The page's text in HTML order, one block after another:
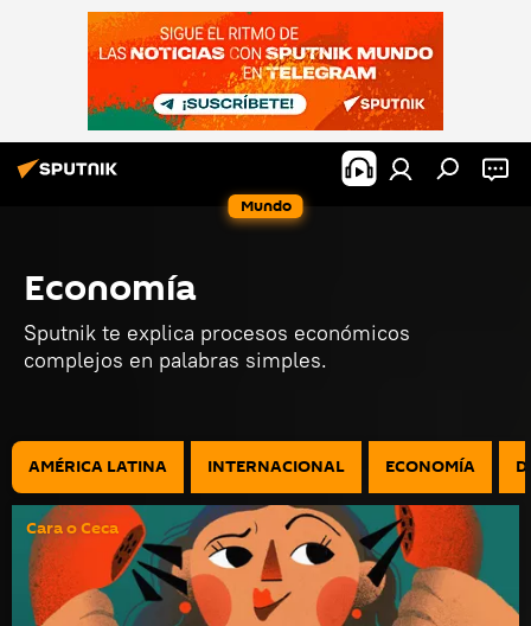
Mundo
Economía
Sputnik te explica procesos económicos
complejos en palabras simples.
AMÉRICA LATINA INTERNACIONAL ECONOMÍA
Cara o Ceca